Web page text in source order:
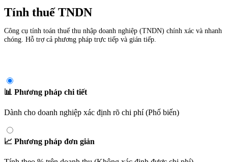
Tính thuế TNDN
Công cụ tính toán thuế thu nhập doanh nghiệp (TNDN) chính xác và nhanh
chóng. Hỗ trợ cả phương pháp trực tiếp và gián tiếp.
📊 Phương pháp chi tiết
Dành cho doanh nghiệp xác định rõ chi phí (Phổ biến)
📈 Phương pháp đơn giản